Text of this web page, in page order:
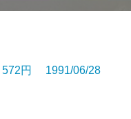
円 1991/06/28